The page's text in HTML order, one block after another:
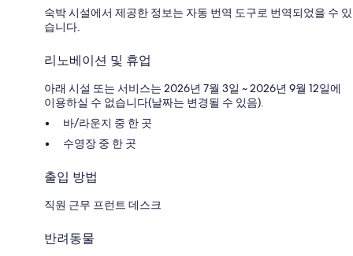
숙박 시설에서 제공한 정보는 자동 번역 도구로 번역되었을 수 있
습니다.
리노베이션 및 휴업
아래 시설 또는 서비스는 2026년 7월 3일 ~ 2026년 9월 12일에
이용하실 수 없습니다(날짜는 변경될 수 있음).
바/라운지 중 한 곳
수영장 중 한 곳
출입 방법
직원 근무 프런트 데스크
반려동물